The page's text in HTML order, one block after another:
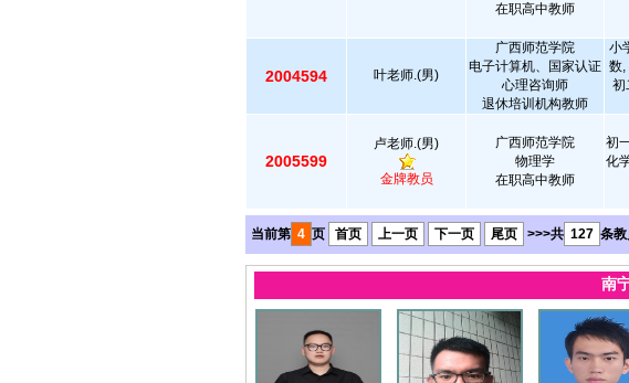
在职高中教师
2004594 叶老师.(男)
广西师范学院
电子计算机、国家认证
心理咨询师
退休培训机构教师
小
数,
初
2005599
卢老师.(男)
金牌教员
广西师范学院
物理学
在职高中教师
初
化
当前第 4 页 首页 上一页 下一页 尾页 >>>共 127 条
南